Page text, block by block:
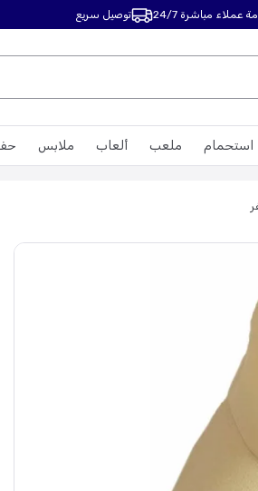
عملاء مباشرة 24/7 توصيل سريع
ملابس ألعاب ملعب استحمام